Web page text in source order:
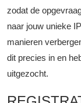
zodat de
naar jouw unieke
manieren
dit precies in en
uitgezocht.